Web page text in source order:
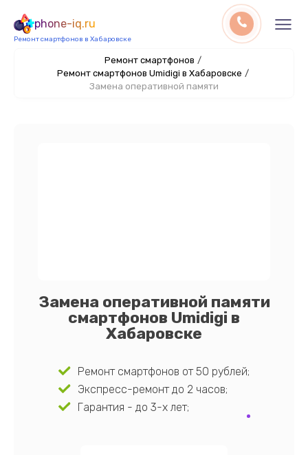
phone-iq.ru
Ремонт смартфонов в Хабаровске
Ремонт смартфонов /
Ремонт смартфонов Umidigi в Хабаровске /
Замена оперативной памяти
Замена оперативной памяти
смартфонов Umidigi в
Хабаровске
Ремонт смартфонов от 50 рублей;
Экспресс-ремонт до 2 часов;
Гарантия - до 3-х лет;